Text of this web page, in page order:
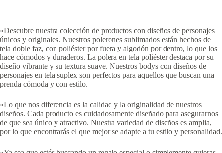
«Descubre nuestra colección de productos con diseños de personajes
únicos y originales. Nuestros polerones sublimados están hechos de
tela doble faz, con poliéster por fuera y algodón por dentro, lo que los
hace cómodos y duraderos. La polera en tela poliéster destaca por su
diseño vibrante y su textura suave. Nuestros bodys con diseños de
personajes en tela suplex son perfectos para aquellos que buscan una
prenda cómoda y con estilo.
«Lo que nos diferencia es la calidad y la originalidad de nuestros
diseños. Cada producto es cuidadosamente diseñado para asegurarnos
de que sea único y atractivo. Nuestra variedad de diseños es amplia,
por lo que encontrarás el que mejor se adapte a tu estilo y personalidad.